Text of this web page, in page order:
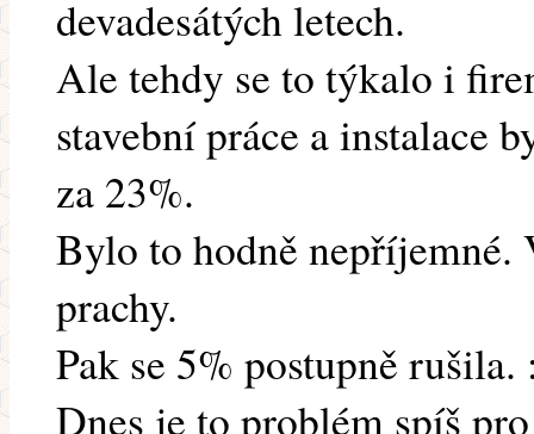
devadesátých letech.
Ale tehdy se to týkalo i
stavební práce a instalace
za 23%.
Bylo to hodně nepříjemné.
prachy.
Pak se 5% postupně rušila.
Dnes je to problém spíš